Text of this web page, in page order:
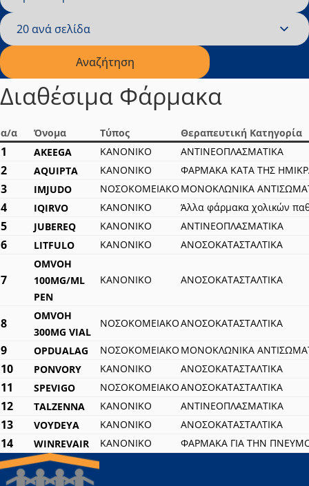
Δραστική Ουσία
Εγγραφές ανά σελίδα
20 ανά σελίδα
Αναζήτηση
Διαθέσιμα Φάρμακα
α/α Όνομα Τύπος Θεραπευτική Κατηγορία
1 AKEEGA ΚΑΝΟΝΙΚΟ ΑΝΤΙΝΕΟΠΛΑΣΜΑΤΙΚΑ
2 AQUIPTA ΚΑΝΟΝΙΚΟ ΦΑΡΜΑΚΑ ΚΑΤΑ ΤΗΣ
3 IMJUDO ΝΟΣΟΚΟΜΕΙΑΚΟ ΜΟΝΟΚΛΩΝΙΚΑ
4 IQIRVO ΚΑΝΟΝΙΚΟ Άλλα φάρμακα χολικών
5 JUBEREQ ΚΑΝΟΝΙΚΟ ΑΝΤΙΝΕΟΠΛΑΣΜΑΤΙΚΑ
6 LITFULO ΚΑΝΟΝΙΚΟ ΑΝΟΣΟΚΑΤΑΣΤΑΛΤΙΚΑ
7
OMVOH
100MG/ML
PEN
ΚΑΝΟΝΙΚΟ ΑΝΟΣΟΚΑΤΑΣΤΑΛΤΙΚΑ
8
OMVOH
300MG VIAL
ΝΟΣΟΚΟΜΕΙΑΚΟΑΝΟΣΟΚΑΤΑΣΤΑΛΤΙΚΑ
9 OPDUALAG ΝΟΣΟΚΟΜΕΙΑΚΟ ΜΟΝΟΚΛΩΝΙΚΑ
10 PONVORY ΚΑΝΟΝΙΚΟ ΑΝΟΣΟΚΑΤΑΣΤΑΛΤΙΚΑ
11 SPEVIGO ΝΟΣΟΚΟΜΕΙΑΚΟΑΝΟΣΟΚΑΤΑΣΤΑΛΤΙΚΑ
12 TALZENNA ΚΑΝΟΝΙΚΟ ΑΝΤΙΝΕΟΠΛΑΣΜΑΤΙΚΑ
13 VOYDEYA ΚΑΝΟΝΙΚΟ ΑΝΟΣΟΚΑΤΑΣΤΑΛΤΙΚΑ
14 WINREVAIR ΚΑΝΟΝΙΚΟ ΦΑΡΜΑΚΑ ΓΙΑ ΤΗΝ